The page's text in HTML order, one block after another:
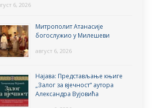
6, 2026
Митрополит Атанасије
богослужио у Милешеви
август 6, 2026
Најава: Представљање књиге
„Залог за вјечност“ аутора
Александра Вујовића